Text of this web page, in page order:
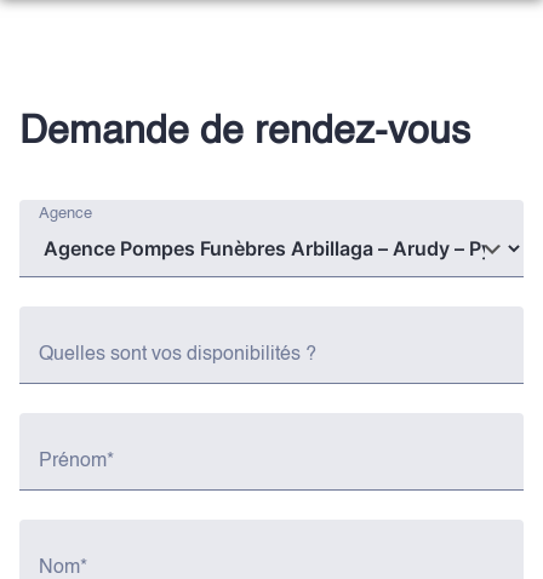
ARUDY
BOUTIQUE
Demande de rendez-vous
Agence
Quelles sont vos disponibilités ?
Prénom*
Nom*